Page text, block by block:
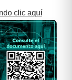
clic aquí